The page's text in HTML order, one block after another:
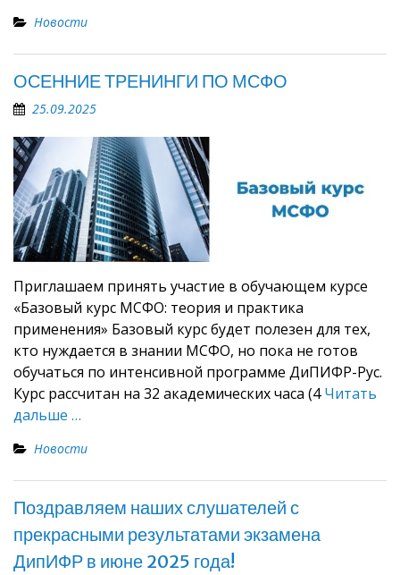
Новости
ОСЕННИЕ ТРЕНИНГИ ПО МСФО
25.09.2025
Приглашаем принять участие в обучающем курсе
«Базовый курс МСФО: теория и практика
применения» Базовый курс будет полезен для тех,
кто нуждается в знании МСФО, но пока не готов
обучаться по интенсивной программе ДиПИФР-Рус.
Курс рассчитан на 32 академических часа (4Читать
дальше …
Новости
Поздравляем наших слушателей с
прекрасными результатами экзамена
ДипИФР в июне 2025 года!